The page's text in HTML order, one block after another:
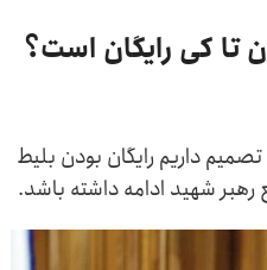
تا کی رایگان است؟
داریم رایگان بودن بلیط
رهبر شهید ادامه داشته باشد.